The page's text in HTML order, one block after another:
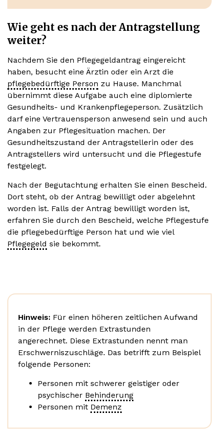
Wie geht es nach der Antragstellung
weiter?
Nachdem Sie den Pflegegeldantrag eingereicht
haben, besucht eine Ärztin oder ein Arzt die
pflegebedürftige Person zu Hause. Manchmal
übernimmt diese Aufgabe auch eine diplomierte
Gesundheits- und Krankenpflegeperson. Zusätzlich
darf eine Vertrauensperson anwesend sein und auch
Angaben zur Pflegesituation machen. Der
Gesundheitszustand der Antragstellerin oder des
Antragstellers wird untersucht und die Pflegestufe
festgelegt.
Nach der Begutachtung erhalten Sie einen Bescheid.
Dort steht, ob der Antrag bewilligt oder abgelehnt
worden ist. Falls der Antrag bewilligt worden ist,
erfahren Sie durch den Bescheid, welche Pflegestufe
die pflegebedürftige Person hat und wie viel
Pflegegeld sie bekommt.
Hinweis: Für einen höheren zeitlichen Aufwand
in der Pflege werden Extrastunden
angerechnet. Diese Extrastunden nennt man
Erschwerniszuschläge. Das betrifft zum Beispiel
folgende Personen:
Personen mit schwerer geistiger oder
psychischer Behinderung
Personen mit Demenz